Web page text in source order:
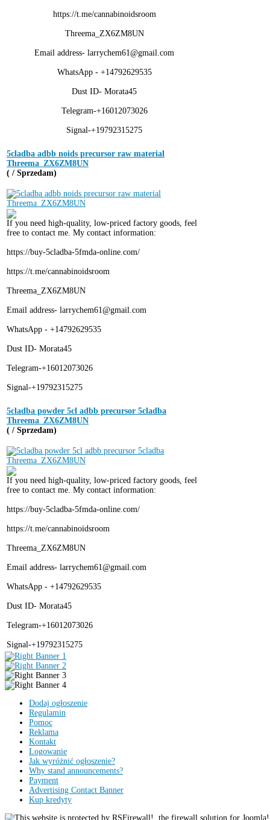
https://t.me/cannabinoidsroom
Threema_ZX6ZM8UN
Email address- larrychem61@gmail.com
WhatsApp - +14792629535
Dust ID- Morata45
Telegram-+16012073026
Signal-+19792315275
5cladba adbb noids precursor raw material
Threema_ZX6ZM8UN
( / Sprzedam)
If you need high-quality, low-priced factory goods, feel
free to contact me. My contact information:
https://buy-5cladba-5fmda-online.com/
https://t.me/cannabinoidsroom
Threema_ZX6ZM8UN
Email address- larrychem61@gmail.com
WhatsApp - +14792629535
Dust ID- Morata45
Telegram-+16012073026
Signal-+19792315275
5cladba powder 5cl adbb precursor 5cladba
Threema_ZX6ZM8UN
( / Sprzedam)
If you need high-quality, low-priced factory goods, feel
free to contact me. My contact information:
https://buy-5cladba-5fmda-online.com/
https://t.me/cannabinoidsroom
Threema_ZX6ZM8UN
Email address- larrychem61@gmail.com
WhatsApp - +14792629535
Dust ID- Morata45
Telegram-+16012073026
Signal-+19792315275
Dodaj ogłoszenie
Regulamin
Pomoc
Reklama
Kontakt
Logowanie
Jak wyróżnić ogłoszenie?
Why stand announcements?
Payment
Advertising Contact Banner
Kup kredyty